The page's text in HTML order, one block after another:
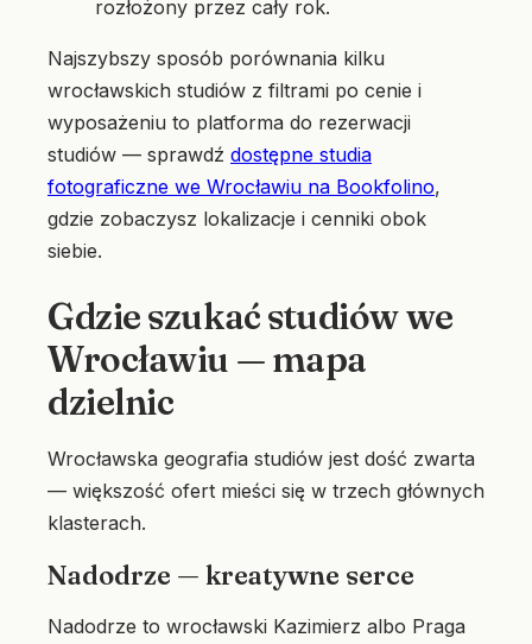
rozłożony przez cały rok.
Najszybszy sposób porównania kilku
wrocławskich studiów z filtrami po cenie i
wyposażeniu to platforma do rezerwacji
studiów — sprawdź dostępne studia
fotograficzne we Wrocławiu na Bookfolino,
gdzie zobaczysz lokalizacje i cenniki obok
siebie.
Gdzie szukać studiów we
Wrocławiu — mapa
dzielnic
Wrocławska geografia studiów jest dość zwarta
— większość ofert mieści się w trzech głównych
klasterach.
Nadodrze — kreatywne serce
Nadodrze to wrocławski Kazimierz albo Praga